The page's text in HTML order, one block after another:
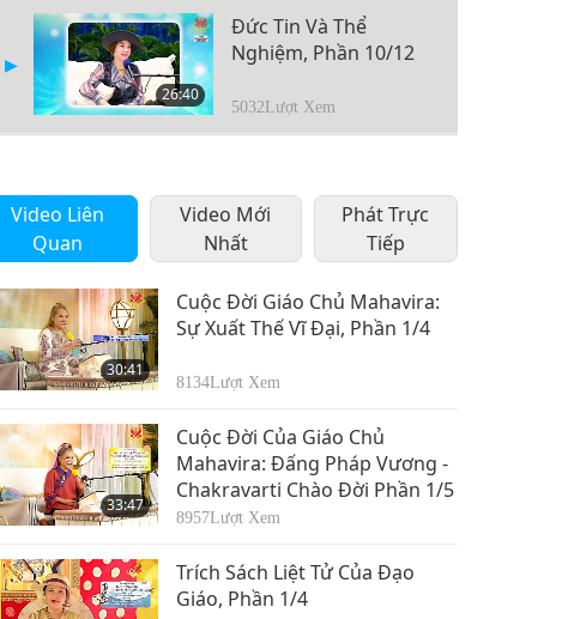
26:40
Đức Tin Và Thể
Nghiệm, Phần 10/12
5032Lượt Xem
11
5693
12
Đức Tin Và Thể
Nghiệm, Phần 12/12
5360Lượt Xem
Video Liên
Quan
Video Mới
Nhất
Phát Trực
Tiếp
30:41
Cuộc Đời Giáo Chủ Mahavira:
Sự Xuất Thế Vĩ Đại, Phần 1/4
8134Lượt Xem
33:47
Cuộc Đời Của Giáo Chủ
Mahavira: Đấng Pháp Vương -
Chakravarti Chào Đời Phần 1/5
8957Lượt Xem
Trích Sách Liệt Tử Của Đạo
Giáo, Phần 1/4